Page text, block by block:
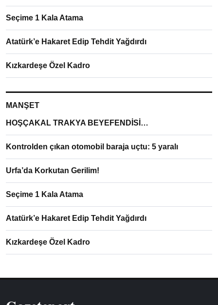
Seçime 1 Kala Atama
Atatürk’e Hakaret Edip Tehdit Yağdırdı
Kızkardeşe Özel Kadro
MANŞET
HOŞÇAKAL TRAKYA BEYEFENDİSİ…
Kontrolden çıkan otomobil baraja uçtu: 5 yaralı
Urfa’da Korkutan Gerilim!
Seçime 1 Kala Atama
Atatürk’e Hakaret Edip Tehdit Yağdırdı
Kızkardeşe Özel Kadro